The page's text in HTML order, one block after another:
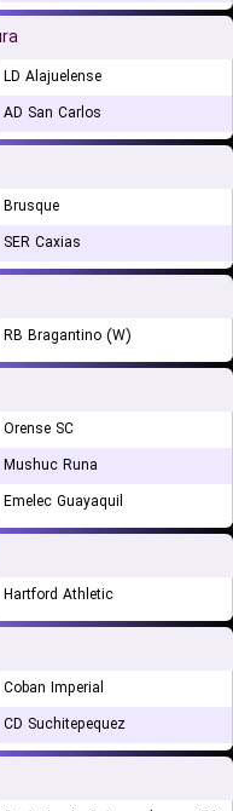
LD Alajuelense
AD San Carlos
Brusque
SER Caxias
RB Bragantino (W)
Orense SC
Mushuc Runa
Emelec Guayaquil
Hartford Athletic
Coban Imperial
CD Suchitepequez